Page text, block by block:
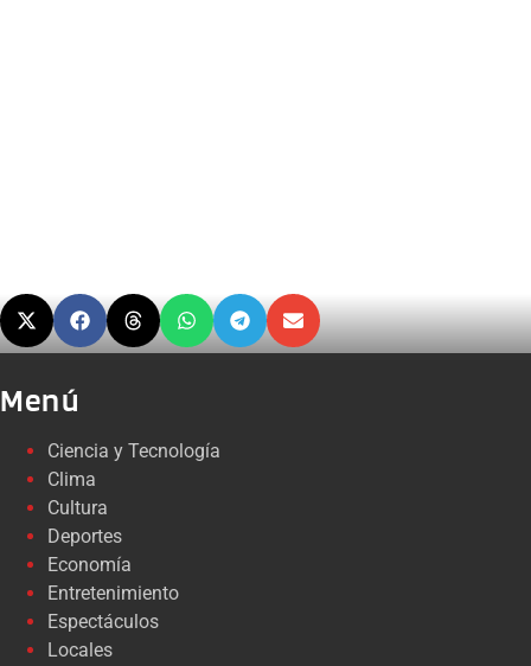
Menú
Ciencia y Tecnología
Clima
Cultura
Deportes
Economía
Entretenimiento
Espectáculos
Locales